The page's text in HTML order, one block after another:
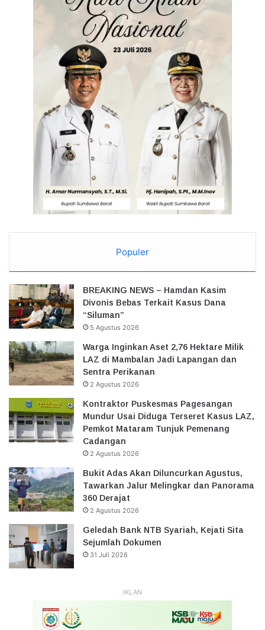
Populer
BREAKING NEWS – Hamdan Kasim
Divonis Bebas Terkait Kasus Dana
“Siluman”
5 Agustus 2026
Warga Inginkan Aset 2,76 Hektare Milik
LAZ di Mambalan Jadi Lapangan dan
Sentra Perikanan
2 Agustus 2026
Kontraktor Puskesmas Pagesangan
Mundur Usai Diduga Terseret Kasus LAZ,
Pemkot Mataram Tunjuk Pemenang
Cadangan
2 Agustus 2026
Bukit Adas Akan Diluncurkan Agustus,
Tawarkan Jalur Melingkar dan Panorama
360 Derajat
2 Agustus 2026
Geledah Bank NTB Syariah, Kejati Sita
Sejumlah Dokumen
31 Juli 2026
IKLAN